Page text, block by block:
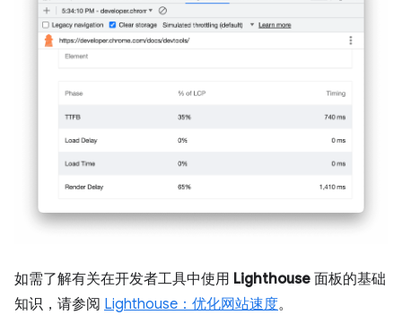
如需了解有关在开发者工具中使用 Lighthouse 面板的基础
知识，请参阅 Lighthouse：优化网站速度。